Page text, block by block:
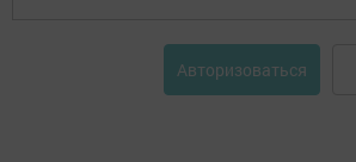
Авторизоваться